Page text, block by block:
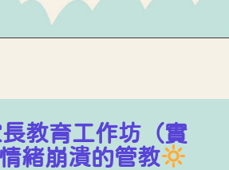
教育工作坊（實
緒崩潰的管教